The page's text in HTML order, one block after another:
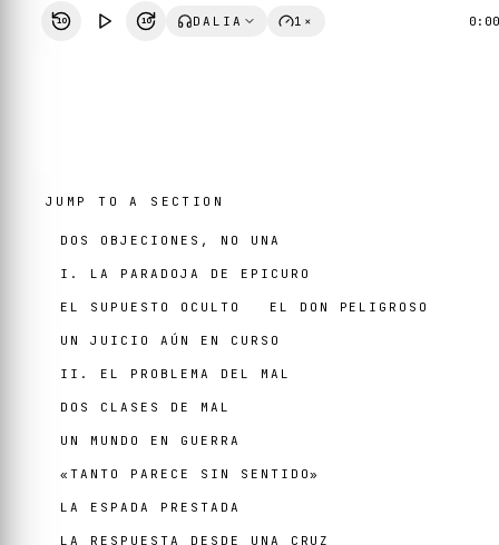
10 10 DALIA 1× 0:00
JUMP TO A SECTION
DOS OBJECIONES, NO UNA
I. LA PARADOJA DE EPICURO
EL SUPUESTO OCULTO EL DON PELIGROSO
UN JUICIO AÚN EN CURSO
II. EL PROBLEMA DEL MAL
DOS CLASES DE MAL
UN MUNDO EN GUERRA
«TANTO PARECE SIN SENTIDO»
LA ESPADA PRESTADA
LA RESPUESTA DESDE UNA CRUZ